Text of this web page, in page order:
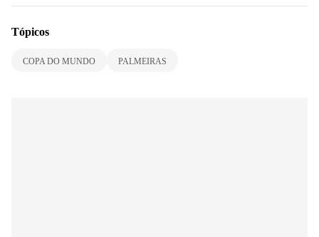
Tópicos
COPA DO MUNDO PALMEIRAS